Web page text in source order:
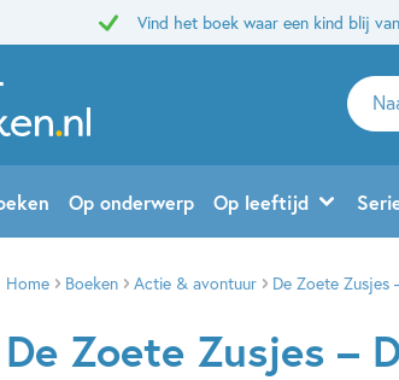
Vind het boek waar een kind blij
Zoeken
naar
en
Op onderwerp Op leeftijd
Home Boeken Actie & avontuur De Zoete Zusjes
De Zoete Zusjes –